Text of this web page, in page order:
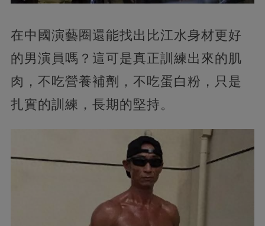
在中國演藝圈還能找出比江水身材更好
的男演員嗎？這可是真正訓練出來的肌
肉，不吃營養補劑，不吃蛋白粉，只是
扎實的訓練，長期的堅持。